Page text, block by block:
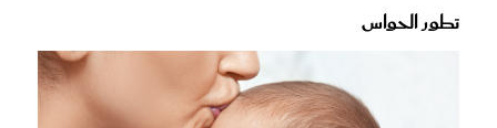
تطور الحواس